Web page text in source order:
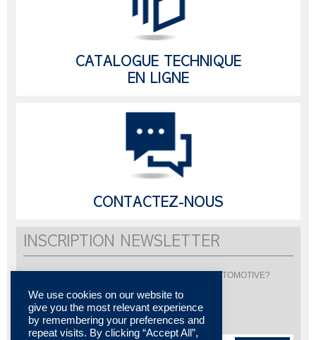
CATALOGUE TECHNIQUE
EN LIGNE
CONTACTEZ-NOUS
INSCRIPTION NEWSLETTER
Vous souhaitez être informé de l'actualité de LISI AUTOMOTIVE?
Inscrivez-vous pour recevoir notre newsletter
We use cookies on our website to
give you the most relevant experience
by remembering your preferences and
repeat visits. By clicking “Accept All”,